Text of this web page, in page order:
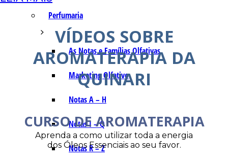
Perfumaria
As Notas e Famílias Olfativas
Marketing Olfativo
Notas A – H
Notas I – Q
Notas R – Z
VÍDEOS SOBRE
AROMATERAPIA DA
QUINARI
CURSO DE AROMATERAPIA
Aprenda a como utilizar toda a energia
dos Óleos Essenciais ao seu favor.